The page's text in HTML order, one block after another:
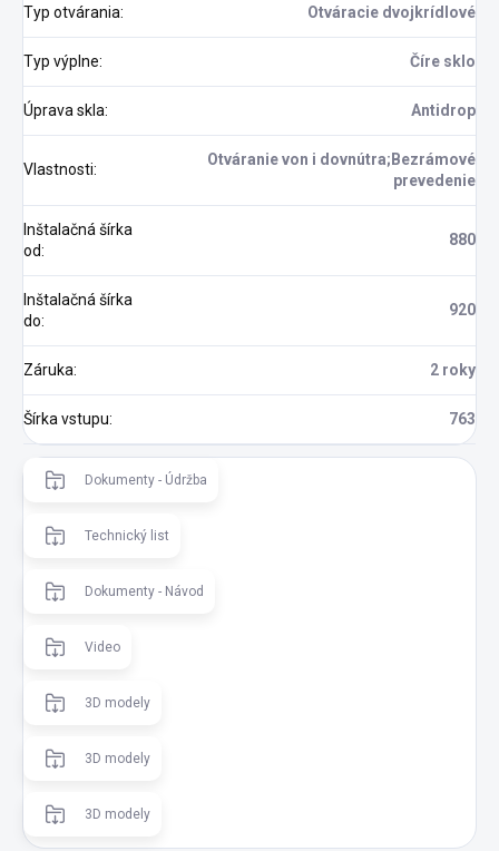
Typ otvárania: Otváracie dvojkrídlové
Typ výplne: Číre sklo
Úprava skla: Antidrop
Vlastnosti:
Otváranie von i dovnútra;Bezrámové
prevedenie
Inštalačná šírka
od:
880
Inštalačná šírka
do:
920
Záruka: 2 roky
Šírka vstupu: 763
Dokumenty - Údržba
Technický list
Dokumenty - Návod
Video
3D modely
3D modely
3D modely